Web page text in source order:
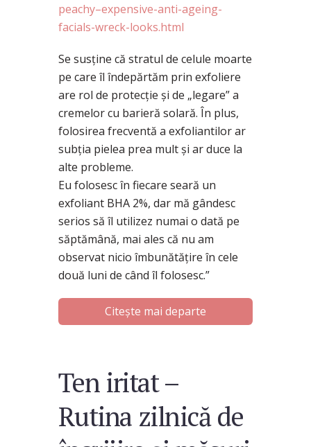
peachy–expensive-anti-ageing-
facials-wreck-looks.html
Se susține că stratul de celule moarte
pe care îl îndepărtăm prin exfoliere
are rol de protecție și de „legare” a
cremelor cu barieră solară. În plus,
folosirea frecventă a exfoliantilor ar
subția pielea prea mult și ar duce la
alte probleme.
Eu folosesc în fiecare seară un
exfoliant BHA 2%, dar mă gândesc
serios să îl utilizez numai o dată pe
săptămână, mai ales că nu am
observat nicio îmbunătățire în cele
două luni de când îl folosesc.”
Citește mai departe
Ten iritat –
Rutina zilnică de